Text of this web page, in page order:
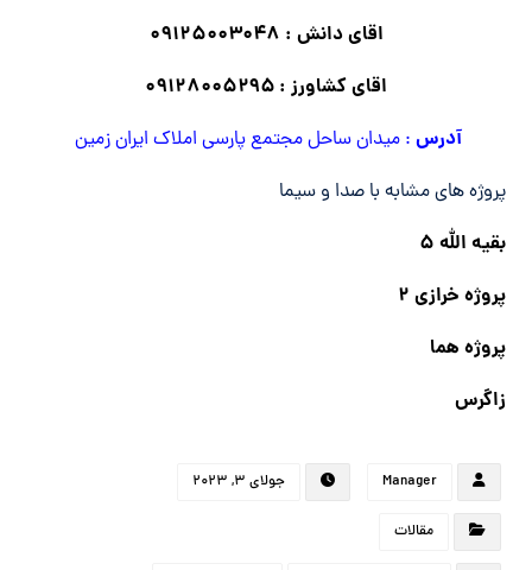
اقای دانش : ۰۹۱۲۵۰۰۳۰۴۸
اقای کشاورز : ۰۹۱۲۸۰۰۵۲۹۵
آدرس : میدان ساحل مجتمع پارسی املاک ایران زمین
پروژه های مشابه با صدا و سیما
بقیه الله ۵
پروژه خرازی ۲
پروژه هما
زاگرس
Manager جولای ۳, ۲۰۲۳
مقالات